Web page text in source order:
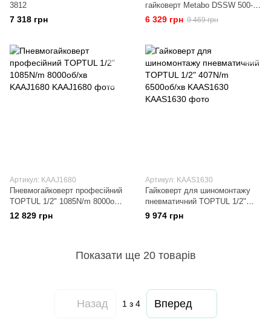
3812
7 318 грн
гайковерт Metabo DSSW 500-
1/2" C
6 329 грн 9 469 грн
Артикул: KAAJ1680
Пневмогайковерт професійний
TOPTUL 1/2" 1085N/m 8000об/
хв KAAJ1680
12 829 грн
Артикул: KAAS1630
Гайковерт для шиномонтажу
пневматичний TOPTUL 1/2"
407N/m 6500об/хв KAAS1630
9 974 грн
Показати ще 20 товарів
Назад 1 з 4 Вперед